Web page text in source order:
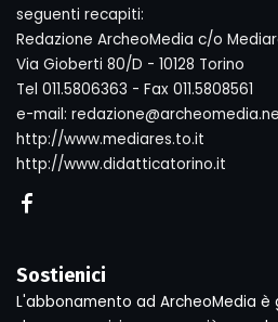
seguenti recapiti:
Redazione ArcheoMedia c/o
Via Gioberti 80/D - 10128 Torino
Tel 011.5806363 - Fax 011.5808561
e-mail:
http://www.mediares.to.it
http://www.didatticatorino.it
Sostienici
L'abbonamento ad ArcheoMedia